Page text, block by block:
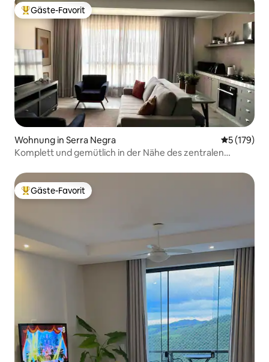
Beliebter Gäste-Favorit.
Gäste-Favorit
Wohnung in Serra Negra
5 (179)
Komplett und gemütlich in der Nähe des zentralen
Beliebter Gäste-Favorit.
Gäste-Favorit